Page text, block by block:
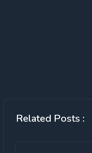
Related Posts :